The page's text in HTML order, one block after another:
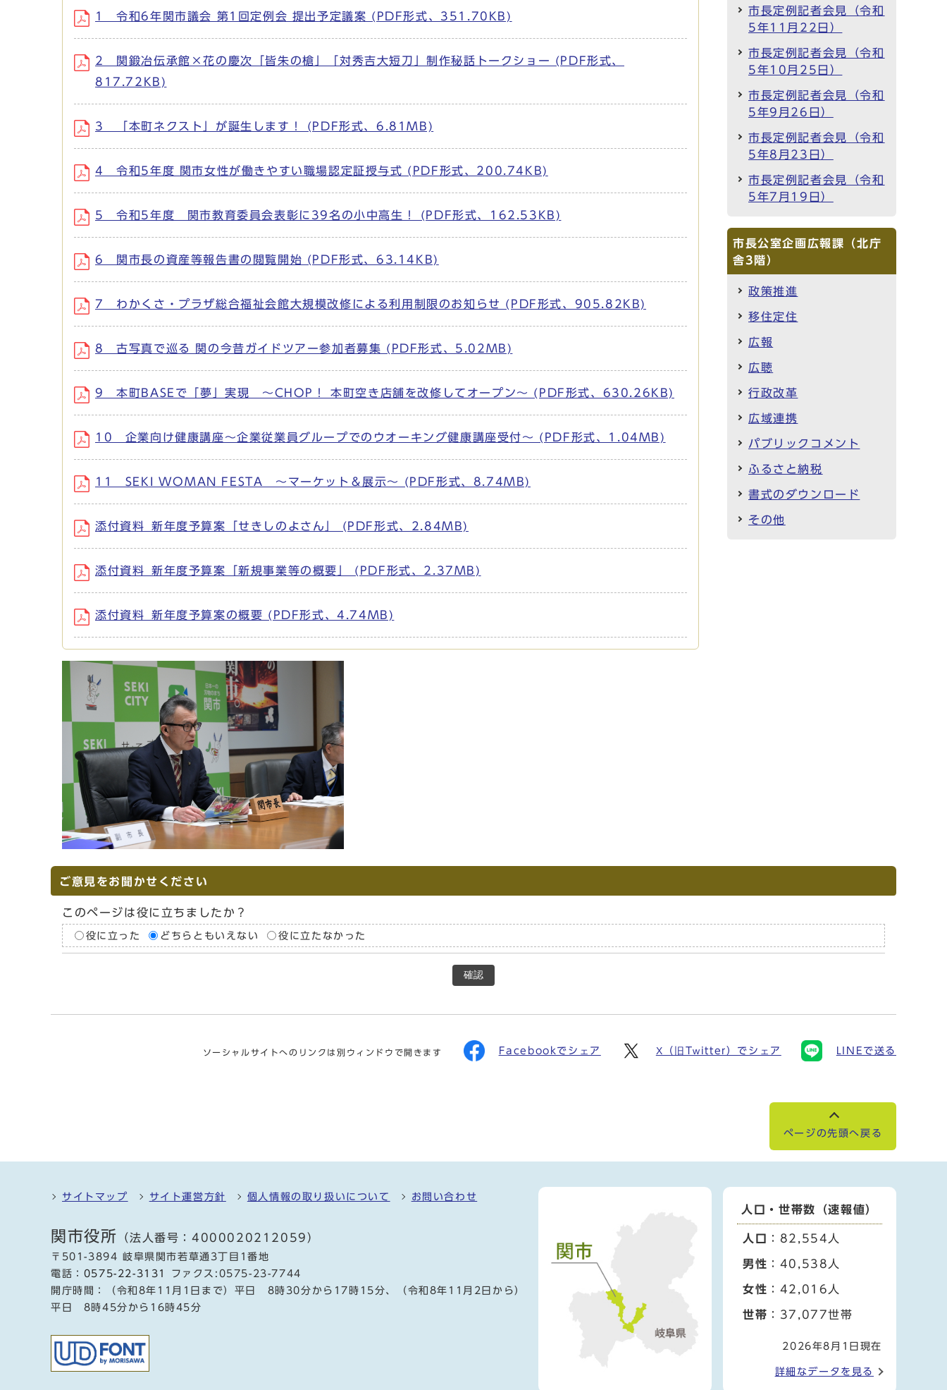
1 令和6年関市議会 第1回定例会 提出予定議案 (PDF形式、351.70KB)
2 関鍛冶伝承館×花の慶次「皆朱の槍」「対秀吉大短刀」制作秘話トークショー (PDF形式、
817.72KB)
3 「本町ネクスト」が誕生します！ (PDF形式、6.81MB)
4 令和5年度 関市女性が働きやすい職場認定証授与式 (PDF形式、200.74KB)
5 令和5年度 関市教育委員会表彰に39名の小中高生！ (PDF形式、162.53KB)
6 関市長の資産等報告書の閲覧開始 (PDF形式、63.14KB)
7 わかくさ・プラザ総合福祉会館大規模改修による利用制限のお知らせ (PDF形式、905.82KB)
8 古写真で巡る 関の今昔ガイドツアー参加者募集 (PDF形式、5.02MB)
9 本町BASEで「夢」実現 ～CHOP！ 本町空き店舗を改修してオープン～ (PDF形式、630.26KB)
10 企業向け健康講座～企業従業員グループでのウオーキング健康講座受付～ (PDF形式、1.04MB)
11 SEKI WOMAN FESTA ～マーケット＆展示～ (PDF形式、8.74MB)
添付資料_新年度予算案「せきしのよさん」 (PDF形式、2.84MB)
添付資料_新年度予算案「新規事業等の概要」 (PDF形式、2.37MB)
添付資料_新年度予算案の概要 (PDF形式、4.74MB)
市長定例記者会見（令和
5年11月22日）
市長定例記者会見（令和
5年10月25日）
市長定例記者会見（令和
5年9月26日）
市長定例記者会見（令和
5年8月23日）
市長定例記者会見（令和
5年7月19日）
市長公室企画広報課（北庁
舎3階）
政策推進
移住定住
広報
広聴
行政改革
広域連携
パブリックコメント
ふるさと納税
書式のダウンロード
その他
ご意見をお聞かせください
このページは役に立ちましたか？
役に立った どちらともいえない 役に立たなかった
確認
ソーシャルサイトへのリンクは別ウィンドウで開きます Facebookでシェア X（旧Twitter）でシェア LINEで送る
ページの先頭へ戻る
サイトマップ サイト運営方針 個人情報の取り扱いについて お問い合わせ
関市役所 （法人番号：4000020212059）
〒501-3894 岐阜県関市若草通3丁目1番地
電話： 0575-22-3131
ファクス:0575-23-7744
開庁時間：（令和8年11月1日まで）平日 8時30分から17時15分、（令和8年11月2日から）
平日 8時45分から16時45分
人口・世帯数（速報値）
人口 ：82,554人
男性 ：40,538人
女性 ：42,016人
世帯 ：37,077世帯
2026年8月1日現在
詳細なデータを見る